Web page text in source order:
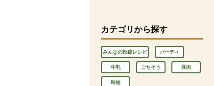
カテゴリから探す
みんなの投稿レシピ パーティ
牛乳 ごちそう 豚肉
時短